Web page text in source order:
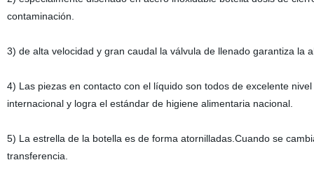
contaminación.
3) de alta velocidad y gran caudal la válvula de llenado garantiza la
4) Las piezas en contacto con el líquido son todos de excelente
internacional y logra el estándar de higiene alimentaria nacional.
5) La estrella de la botella es de forma atornilladas.Cuando se
transferencia.